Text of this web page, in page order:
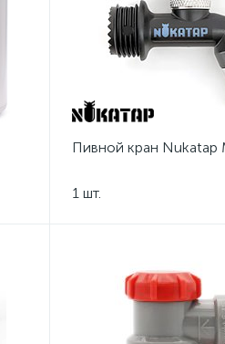
Пивной кран Nukatap
1 шт.